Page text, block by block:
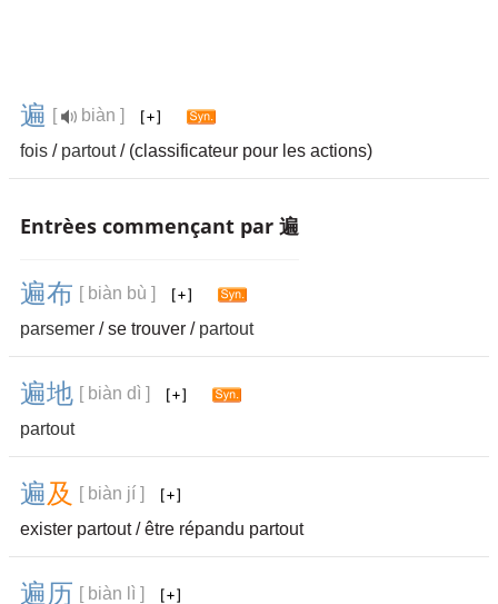
遍 [
biàn ]
fois / partout/ (classificateur pour les actions)
Entrèes commençant par 遍
遍布 [ biàn bù ]
parsemer / se trouver / partout
遍地 [ biàn dì ]
partout
遍及
[ biàn jí ]
exister partout / être répandu partout
遍历 [ biàn lì ]